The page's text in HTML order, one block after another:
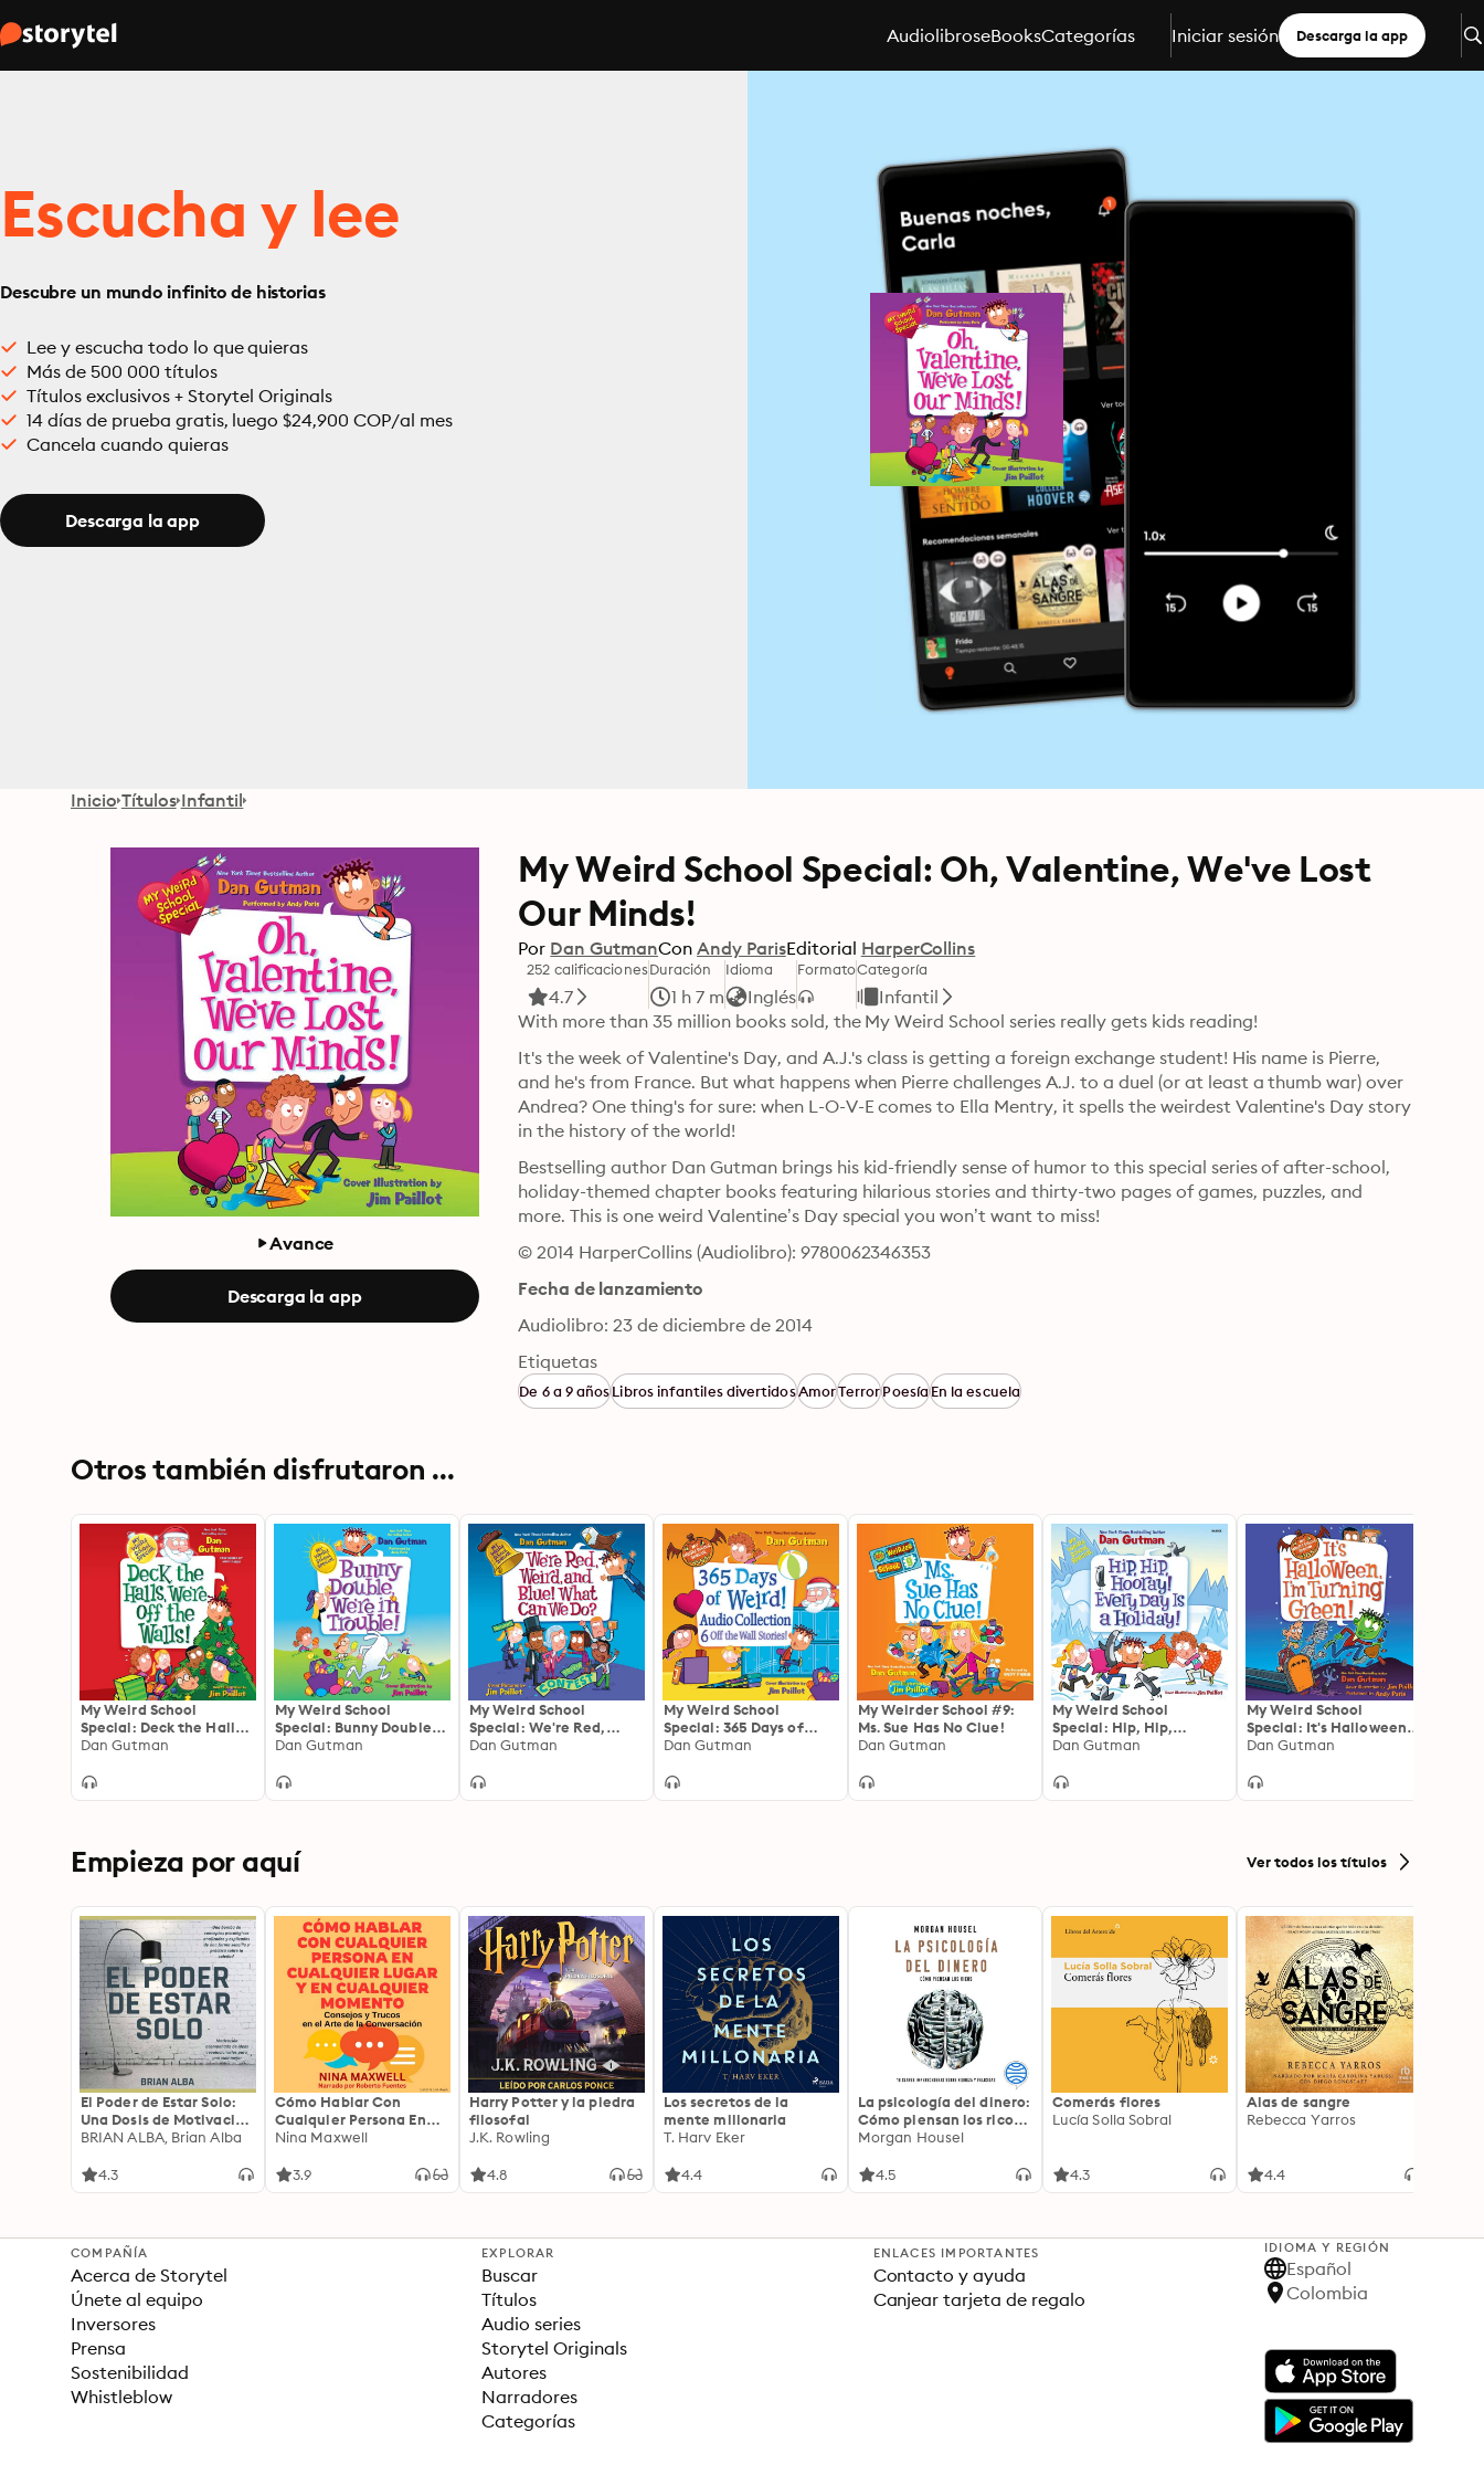
AudiolibroseBooksCategorías Iniciar sesión Descarga la app
Escucha y lee
Descubre un mundo infinito de historias
Lee y escucha todo lo que quieras
Más de 500 000 títulos
Títulos exclusivos + Storytel Originals
14 días de prueba gratis, luego $24,900 COP/al mes
Cancela cuando quieras
Descarga la app
Inicio Títulos Infantil
Avance
Descarga la app
My Weird School Special: Oh, Valentine, We've Lost
Our Minds!
Por Dan GutmanCon Andy ParisEditorial HarperCollins
252 calificaciones
4.7
Duración
1 h 7 m
Idioma
Inglés
FormatoCategoría
Infantil
With more than 35 million books sold, the My Weird School series really gets kids reading!
It's the week of Valentine's Day, and A.J.'s class is getting a foreign exchange student! His name is Pierre,
and he's from France. But what happens when Pierre challenges A.J. to a duel (or at least a thumb war) over
Andrea? One thing's for sure: when L-O-V-E comes to Ella Mentry, it spells the weirdest Valentine's Day story
in the history of the world!
Bestselling author Dan Gutman brings his kid-friendly sense of humor to this special series of after-school,
holiday-themed chapter books featuring hilarious stories and thirty-two pages of games, puzzles, and
more. This is one weird Valentine’s Day special you won’t want to miss!
© 2014 HarperCollins (Audiolibro): 9780062346353
Fecha de lanzamiento
Audiolibro: 23 de diciembre de 2014
Etiquetas
De 6 a 9 añosLibros infantiles divertidosAmorTerrorPoesíaEn la escuela
Otros también disfrutaron ...
My Weird School
Special: Deck the Halls,
We're Off the Walls!
Dan Gutman
My Weird School
Special: Bunny Double,
We're in Trouble!
Dan Gutman
My Weird School
Special: We're Red,
Weird, and Blue! What
Dan Gutman
My Weird School
Special: 365 Days of
Weird!
Dan Gutman
My Weirder School #9:
Ms. Sue Has No Clue!
Dan Gutman
My Weird School
Special: Hip, Hip,
Hooray! Every Day Is a
Dan Gutman
My Weird School
Special: It's Halloween,
I'm Turning Green!
Dan Gutman
Empieza por aquí Ver todos los títulos
El Poder de Estar Solo:
Una Dosis de Motivación
Acompañada de Ideas
una Vida Mejor
BRIAN ALBA, Brian Alba
4.3
Cómo Hablar Con
Cualquier Persona En
Cualquier Lugar Y En
Nina Maxwell
3.9
Harry Potter y la piedra
filosofal
J.K. Rowling
4.8
Los secretos de la
mente millonaria
T. Harv Eker
4.4
La psicología del dinero:
Cómo piensan los ricos:
18 claves imperecederas
Morgan Housel
4.5
Comerás flores
Lucía Solla Sobral
4.3
Alas de sangre
Rebecca Yarros
4.4
COMPAÑÍA
Acerca de Storytel
Únete al equipo
Inversores
Prensa
Sostenibilidad
Whistleblow
EXPLORAR
Buscar
Títulos
Audio series
Storytel Originals
Autores
Narradores
Categorías
ENLACES IMPORTANTES
Contacto y ayuda
Canjear tarjeta de regalo
IDIOMA Y REGIÓN
Español
Colombia